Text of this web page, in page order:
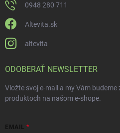
0948 280 711
Altevita.sk
altevita
ODOBERAŤ NEWSLETTER
Vložte svoj e-mail a my Vám
produktoch na našom e-shope.
EMAIL